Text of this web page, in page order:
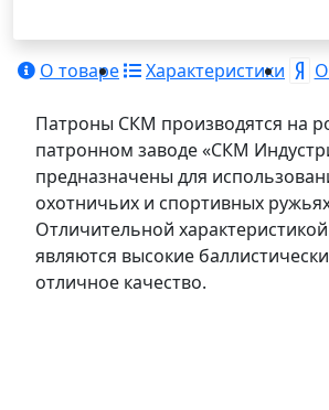
О товаре Характеристики
Патроны СКМ производятся на
патронном заводе «СКМ
предназначены для
охотничьих и спортивных
Отличительной
являются высокие
отличное качество.